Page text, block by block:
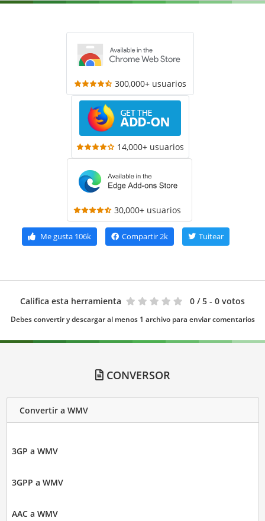
300,000+ usuarios
14,000+ usuarios
30,000+ usuarios
Me gusta106k Compartir2k Tuitear
Califica esta herramienta 0 / 5 - 0 votos
Debes convertir y descargar al menos 1 archivo para enviar comentarios
CONVERSOR
Convertir a WMV
3GP a WMV
3GPP a WMV
AAC a WMV